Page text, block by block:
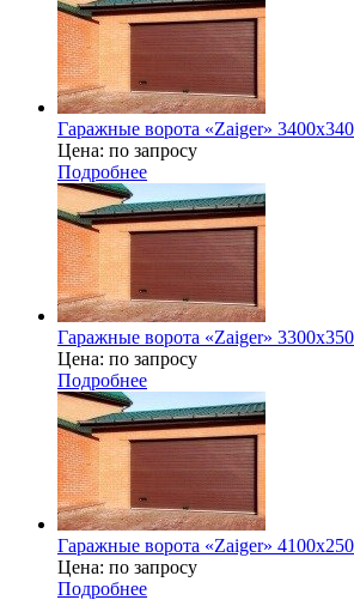
Гаражные ворота «Zaiger»
Цена: по запросу
Подробнее
Гаражные ворота «Zaiger»
Цена: по запросу
Подробнее
Гаражные ворота «Zaiger»
Цена: по запросу
Подробнее